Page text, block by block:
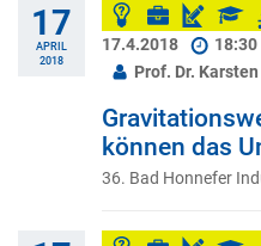
17
APRIL
2018
17.4.2018
18:30
Prof. Dr.
können das
36. Bad Honnefer